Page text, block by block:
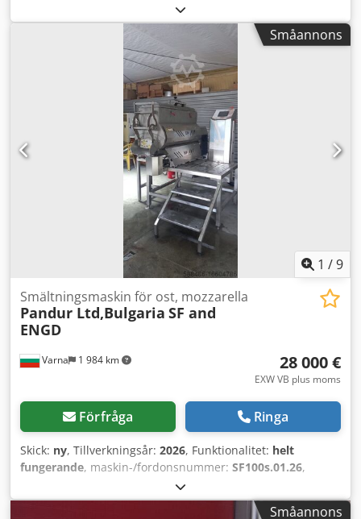
reservdelar. Codpfx Aeh T A Trof Rsha
Småannons
1 /9
Varna 1 984 km
Smältningsmaskin för ost, mozzarella
Pandur Ltd,Bulgaria SF and
ENGD
28 000 €
EXW VB plus moms
Förfråga Ringa
Skick: ny, Tillverkningsår: 2026, Funktionalitet: helt
fungerande, maskin-/fordonsnummer: SF100s.01.26,
, total längd:
höjd:2 200 mm, totalvikt:400 kg, värmekapacitet:10 kW
Småannons